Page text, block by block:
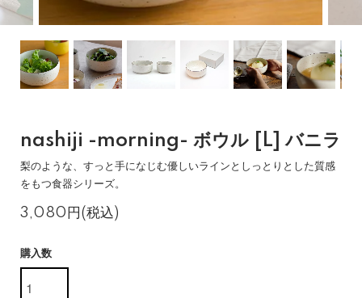
nashiji -morning- ボウル [L] バニラ
梨のような、すっと手になじむ優しいラインとしっとりとした質感
をもつ食器シリーズ。
3,080円(税込)
購入数